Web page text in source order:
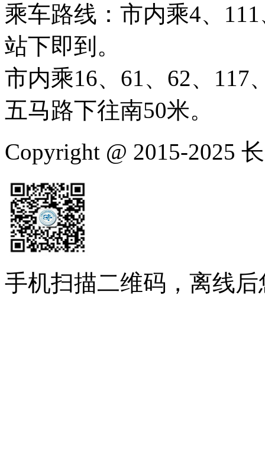
乘车路线：市内乘4、
站下即到。
市内乘16、61、62、117
五马路下往南50米。
Copyright @ 2015-2025
手机扫描二维码，离线